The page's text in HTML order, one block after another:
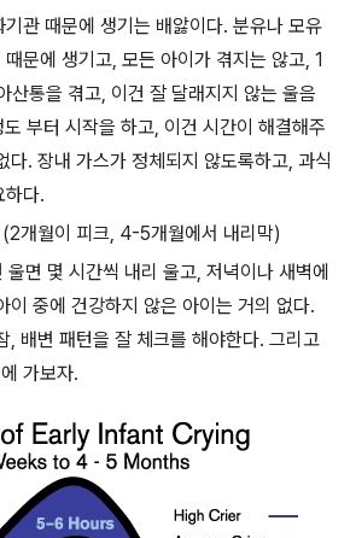
관 때문에 생기는 배앓이다. 분유나 모유
문에 생기고, 모든 아이가 겪지는 않고, 1
통을 겪고, 이건 잘 달래지지 않는 울음
부터 시작을 하고, 이건 시간이 해결해주
다. 장내 가스가 정체되지 않도록하고, 과식
하다.
개월이 피크, 4-5개월에서 내리막)
면 몇 시간씩 내리 울고, 저녁이나 새벽에
이 중에 건강하지 않은 아이는 거의 없다.
, 배변 패턴을 잘 체크를 해야한다. 그리고
가보자.